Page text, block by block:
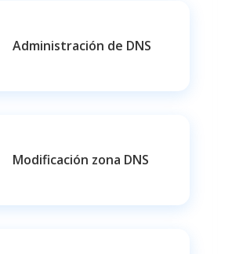
Administración de DNS
Modificación zona DNS